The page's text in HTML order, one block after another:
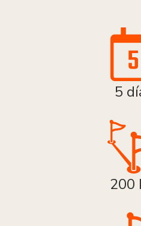
5
200